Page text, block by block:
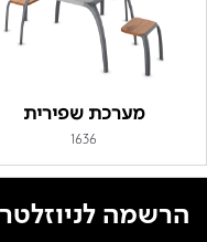
מערכת שפירית
1636
הרשמה לניוזלטר